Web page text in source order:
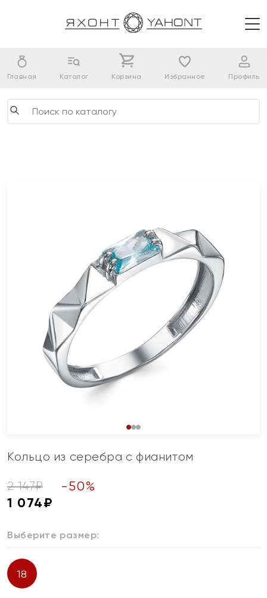
Главная Каталог Корзина Избранное Профиль
Кольцо из серебра с фианитом
2 147₽ -50%
1 074₽
Выберите размер:
18